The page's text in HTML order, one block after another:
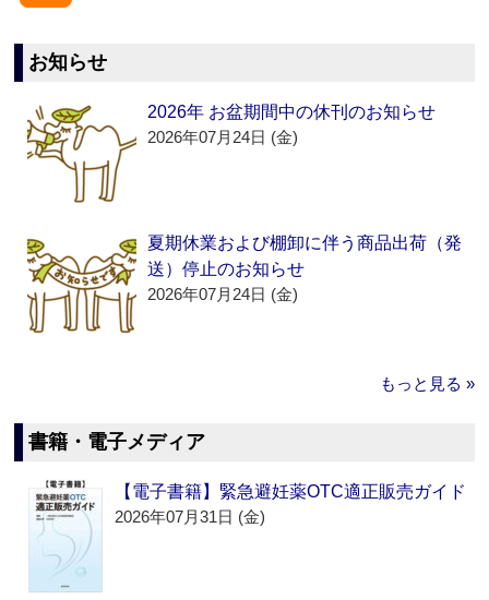
お知らせ
2026年 お盆期間中の休刊のお知らせ
2026年07月24日 (金)
夏期休業および棚卸に伴う商品出荷（発
送）停止のお知らせ
2026年07月24日 (金)
もっと見る »
書籍・電子メディア
【電子書籍】緊急避妊薬OTC適正販売ガイド
2026年07月31日 (金)